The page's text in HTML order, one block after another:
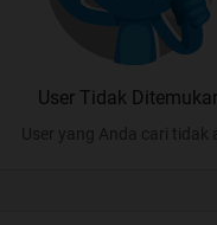
User Tidak
User yang Anda cari tidak